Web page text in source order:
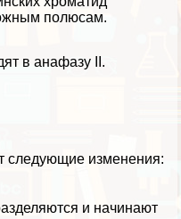
полюсам.
в анафазу II.
следующие изменения:
и начинают